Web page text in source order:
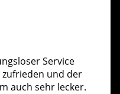
Service
zufrieden und der
auch sehr lecker.